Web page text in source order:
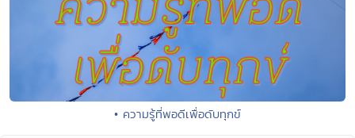
• ความรู้ที่พอดีเพื่อดับทุกข์